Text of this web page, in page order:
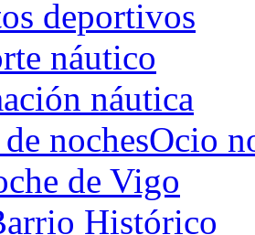
deportivos
náutico
náutica
nochesOcio
de Vigo
Histórico